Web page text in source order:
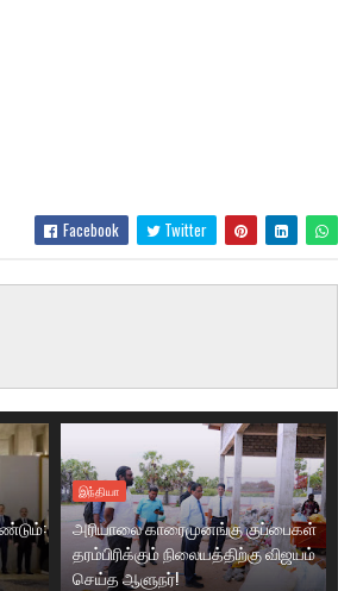
Facebook Twitter
இந்தியா
அரியாலை காரைமுனங்கு குப்பைகள்
தரம்பிரிக்கும் நிலையத்திற்கு விஜயம்
செய்த ஆளுநர்!